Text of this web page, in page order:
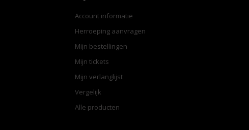
Account informatie
Herroeping aanvragen
Mijn bestellingen
Mijn tickets
Mijn verlanglijst
Vergelijk
Alle producten